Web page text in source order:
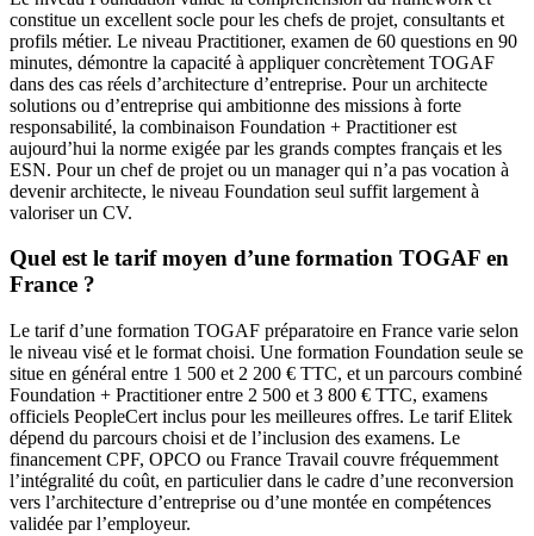
constitue un excellent socle pour les chefs de projet, consultants et
profils métier. Le niveau Practitioner, examen de 60 questions en 90
minutes, démontre la capacité à appliquer concrètement TOGAF
dans des cas réels d’architecture d’entreprise. Pour un architecte
solutions ou d’entreprise qui ambitionne des missions à forte
responsabilité, la combinaison Foundation + Practitioner est
aujourd’hui la norme exigée par les grands comptes français et les
ESN. Pour un chef de projet ou un manager qui n’a pas vocation à
devenir architecte, le niveau Foundation seul suffit largement à
valoriser un CV.
Quel est le tarif moyen d’une formation TOGAF en
France ?
Le tarif d’une formation TOGAF préparatoire en France varie selon
le niveau visé et le format choisi. Une formation Foundation seule se
situe en général entre 1 500 et 2 200 € TTC, et un parcours combiné
Foundation + Practitioner entre 2 500 et 3 800 € TTC, examens
officiels PeopleCert inclus pour les meilleures offres. Le tarif Elitek
dépend du parcours choisi et de l’inclusion des examens. Le
financement CPF, OPCO ou France Travail couvre fréquemment
l’intégralité du coût, en particulier dans le cadre d’une reconversion
vers l’architecture d’entreprise ou d’une montée en compétences
validée par l’employeur.